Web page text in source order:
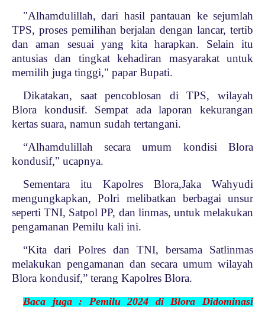
"Alhamdulillah, dari hasil pantauan ke sejumlah
TPS, proses pemilihan berjalan dengan lancar, tertib
dan aman sesuai yang kita harapkan. Selain itu
antusias dan tingkat kehadiran masyarakat untuk
memilih juga tinggi," papar Bupati.
Dikatakan, saat pencoblosan di TPS, wilayah
Blora kondusif. Sempat ada laporan kekurangan
kertas suara, namun sudah tertangani.
“Alhamdulillah secara umum kondisi Blora
kondusif," ucapnya.
Sementara itu Kapolres Blora,Jaka Wahyudi
mengungkapkan, Polri melibatkan berbagai unsur
seperti TNI, Satpol PP, dan linmas, untuk melakukan
pengamanan Pemilu kali ini.
“Kita dari Polres dan TNI, bersama Satlinmas
melakukan pengamanan dan secara umum wilayah
Blora kondusif,” terang Kapolres Blora.
Baca juga :Pemilu 2024 di Blora Didominasi